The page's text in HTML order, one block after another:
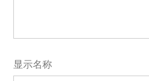
显示名称